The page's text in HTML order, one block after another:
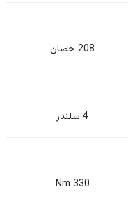
208 حصان
4 سلندر
330 Nm